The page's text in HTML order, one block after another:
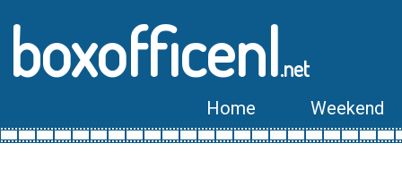
boxofficenl.net
Home Weekend